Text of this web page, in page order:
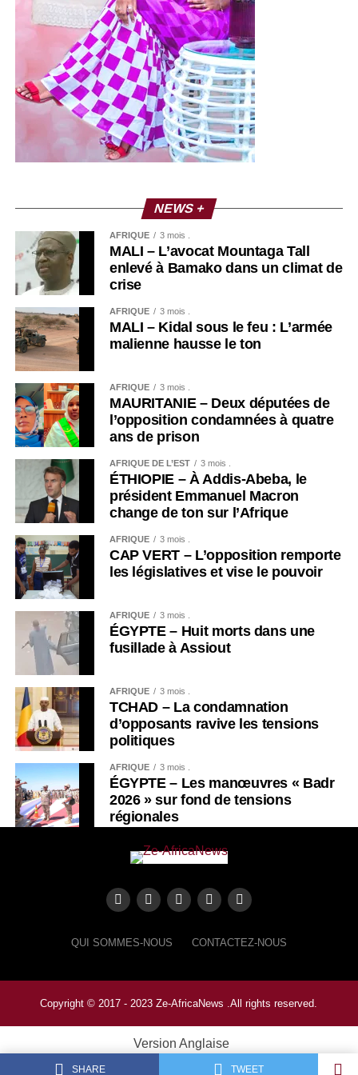
SHARE TWEET
NEWS +
AFRIQUE 3 mois .
MALI – L’avocat Mountaga Tall
enlevé à Bamako dans un climat de
crise
AFRIQUE 3 mois .
MALI – Kidal sous le feu : L’armée
malienne hausse le ton
AFRIQUE 3 mois .
MAURITANIE – Deux députées de
l’opposition condamnées à quatre
ans de prison
AFRIQUE DE L’EST 3 mois .
ÉTHIOPIE – À Addis-Abeba, le
président Emmanuel Macron
change de ton sur l’Afrique
AFRIQUE 3 mois .
CAP VERT – L’opposition remporte
les législatives et vise le pouvoir
AFRIQUE 3 mois .
ÉGYPTE – Huit morts dans une
fusillade à Assiout
AFRIQUE 3 mois .
TCHAD – La condamnation
d’opposants ravive les tensions
politiques
AFRIQUE 3 mois .
ÉGYPTE – Les manœuvres « Badr
2026 » sur fond de tensions
régionales
QUI SOMMES-NOUS CONTACTEZ-NOUS
Copyright © 2017 - 2023 Ze-AfricaNews .All rights reserved.
Version Anglaise